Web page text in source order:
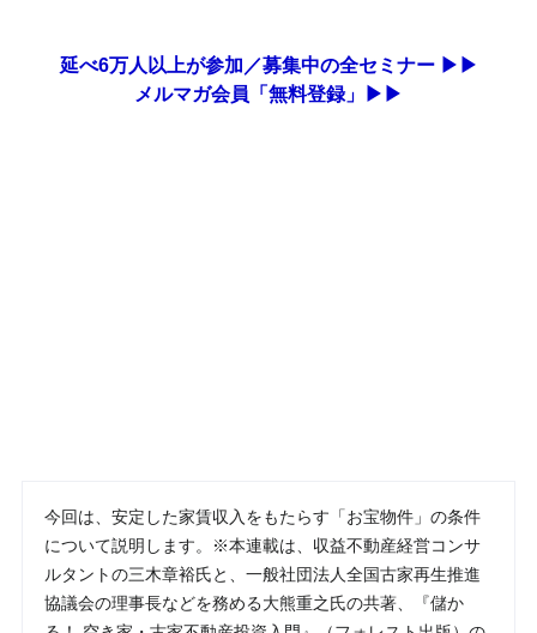
延べ6万人以上が参加／募集中の全セミナー ▶▶
メルマガ会員「無料登録」▶▶
今回は、安定した家賃収入をもたらす「お宝物件」の条件
について説明します。※本連載は、収益不動産経営コンサ
ルタントの三木章裕氏と、一般社団法人全国古家再生推進
協議会の理事長などを務める大熊重之氏の共著、『儲か